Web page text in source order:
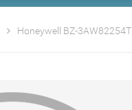
Honeywell BZ-3AW82254T